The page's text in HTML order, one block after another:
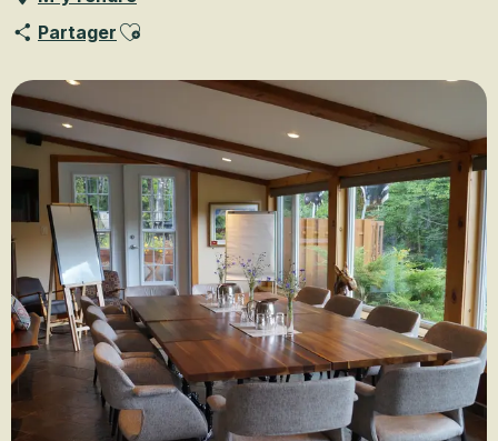
Partager Ajouter aux favoris